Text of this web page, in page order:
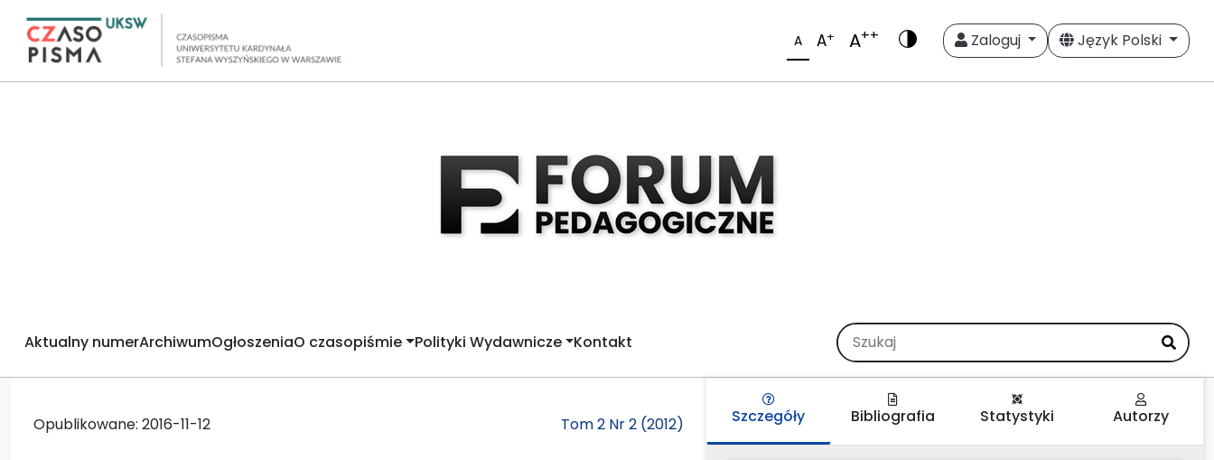
A A+ A++ Zaloguj Język Polski
Aktualny numerArchiwumOgłoszeniaO czasopiśmie Polityki Wydawnicze Kontakt
Opublikowane: 2016-11-12 Tom 2 Nr 2 (2012) Szczegóły Bibliografia Statystyki Autorzy